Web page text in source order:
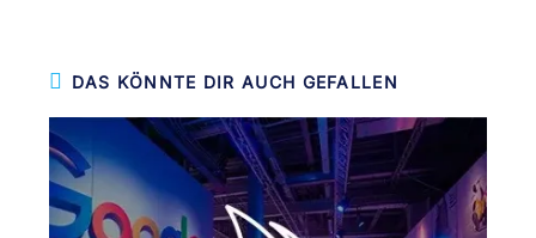
DAS KÖNNTE DIR AUCH GEFALLEN